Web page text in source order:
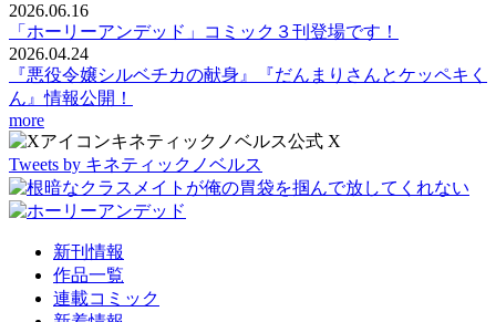
2026.06.16
「ホーリーアンデッド」コミック３刊登場です！
2026.04.24
『悪役令嬢シルベチカの献身』『だんまりさんとケッペキく
ん』情報公開！
more
キネティックノベルス公式 X
Tweets by キネティックノベルス
新刊情報
作品一覧
連載コミック